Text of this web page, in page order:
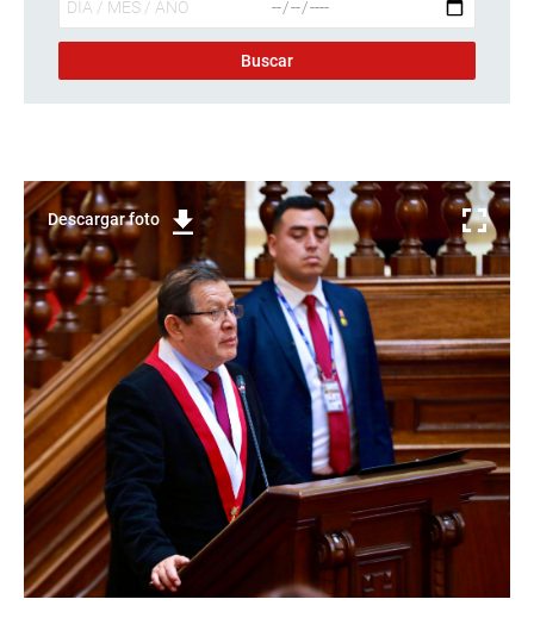
Descargar foto